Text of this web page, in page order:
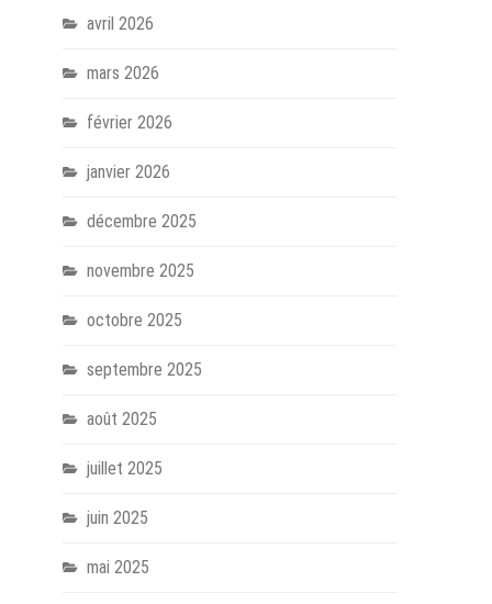
avril 2026
mars 2026
février 2026
janvier 2026
décembre 2025
novembre 2025
octobre 2025
septembre 2025
août 2025
juillet 2025
juin 2025
mai 2025